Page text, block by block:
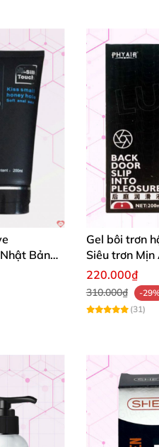
Bản
Gel bôi trơn
Siêu trơn
220.000₫
310.000₫
-
(31)